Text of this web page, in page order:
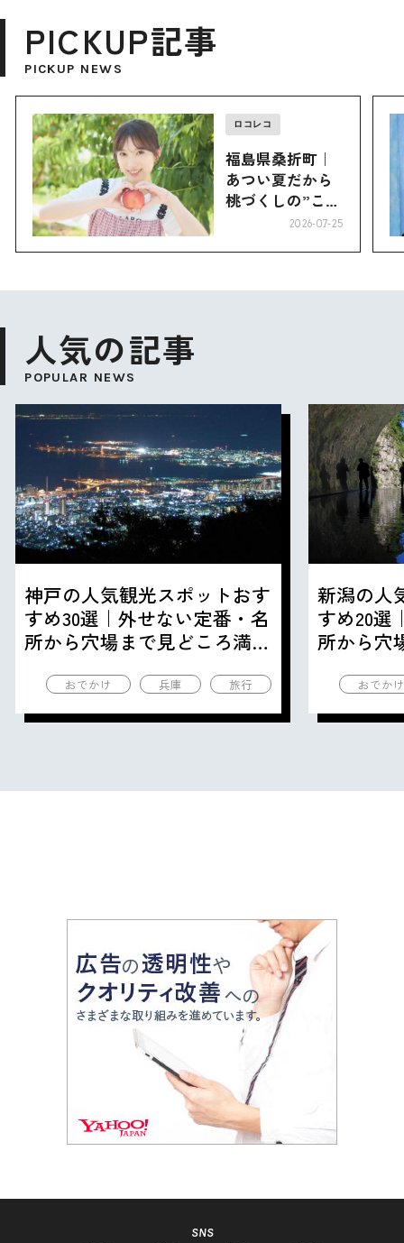
PICKUP記事
PICKUP NEWS
ロコレコ
福島県桑折町｜
あつい夏だから
桃づくしの”こお
2026-07-25
人気の記事
POPULAR NEWS
神戸の人気観光スポットおす
すめ30選｜外せない定番・名
所から穴場まで見どころ満載
おでかけ 兵庫 旅行
新潟の人
すめ20選
所から穴
おでか
SNS